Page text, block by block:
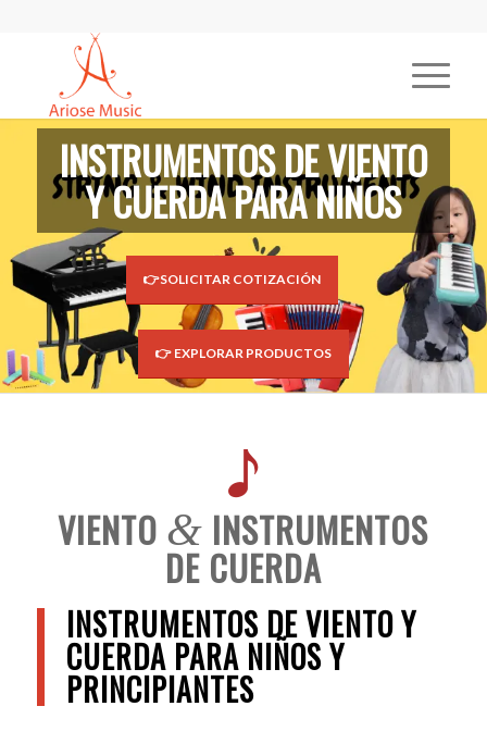
INSTRUMENTOS DE VIENTO
Y CUERDA PARA NIÑOS
👉SOLICITAR COTIZACIÓN
👉 EXPLORAR PRODUCTOS
VIENTO & INSTRUMENTOS
DE CUERDA
INSTRUMENTOS DE VIENTO Y
CUERDA PARA NIÑOS Y
PRINCIPIANTES